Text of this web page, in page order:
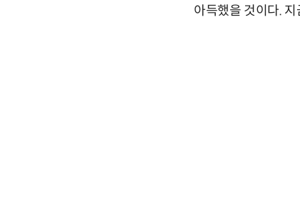
아득했을 것이다.